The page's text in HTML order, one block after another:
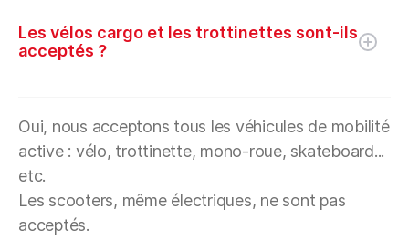
Les vélos cargo et les trottinettes sont-ils
acceptés ?
Oui, nous acceptons tous les véhicules de mobilité
active : vélo, trottinette, mono-roue, skateboard...
etc.
Les scooters, même électriques, ne sont pas
acceptés.